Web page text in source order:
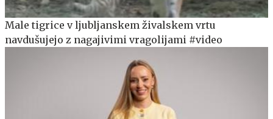
Male tigrice v ljubljanskem živalskem vrtu
navdušujejo z nagajivimi vragolijami #video